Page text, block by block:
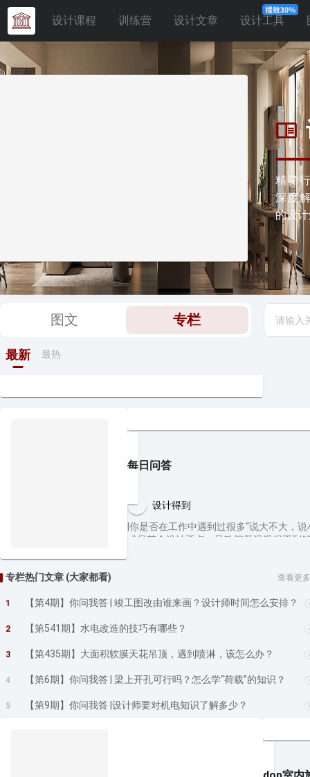
设计课程 训练营 设计文章 设计工具
精筛
深度
的设
图文 专栏
最新 最热
每日问答
设计得到
|你是否在工作中遇到过很多“说大不大，
或是某个设计要点，导致问题迟迟得不到
题，你是不是一直在默默关注着「每日
专栏热门文章 (大家都看) 查看更多
1 【第4期】你问我答 | 竣工图改由谁来画？设计师时间怎么安排？
2 【第541期】水电改造的技巧有哪些？
3 【第435期】大面积软膜天花吊顶，遇到喷淋，该怎么办？
4 【第6期】你问我答 | 梁上开孔可行吗？怎么学“荷载”的知识？
5 【第9期】你问我答 |设计师要对机电知识了解多少？